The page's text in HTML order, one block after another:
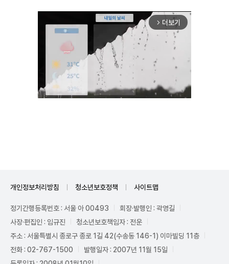
arrow_forward_ios 더보기
개인정보처리방침 청소년보호정책 사이트맵
정기간행등록번호 : 서울 아 00493
회장·발행인 : 곽영길
사장·편집인 : 임규진
청소년보호책임자 : 전운
주소 : 서울특별시 종로구 종로 1길 42(수송동 146-1) 이마빌딩 11층
전화 : 02-767-1500
발행일자 : 2007년 11월 15일